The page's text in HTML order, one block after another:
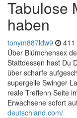
Tabulose
haben
tonym887ldw9 411
Über Blümchensex
Stattdessen hast Du
über scharfe
supergeile Swinger
reale Treffenn Seite
Erwachsene sofort
deutschland.com/